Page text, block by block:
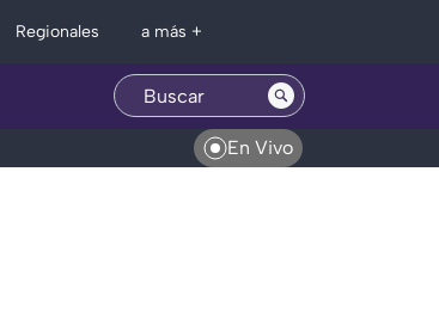
Regionales a más +
En Vivo